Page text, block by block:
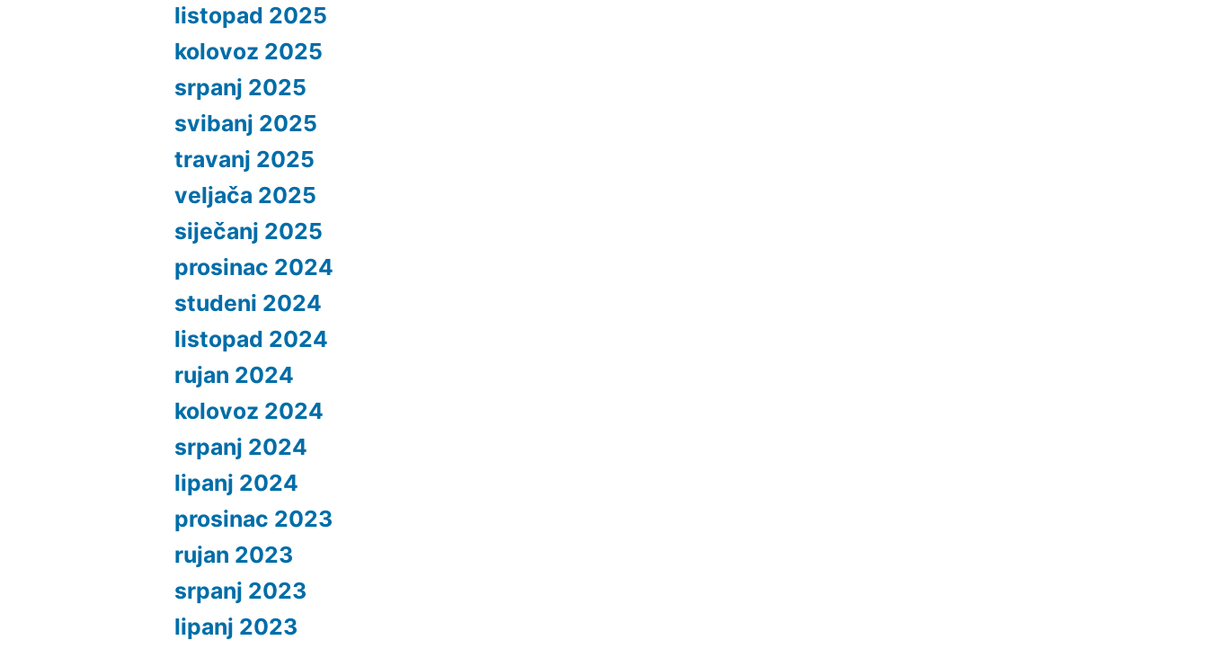
listopad 2025
kolovoz 2025
srpanj 2025
svibanj 2025
travanj 2025
veljača 2025
siječanj 2025
prosinac 2024
studeni 2024
listopad 2024
rujan 2024
kolovoz 2024
srpanj 2024
lipanj 2024
prosinac 2023
rujan 2023
srpanj 2023
lipanj 2023